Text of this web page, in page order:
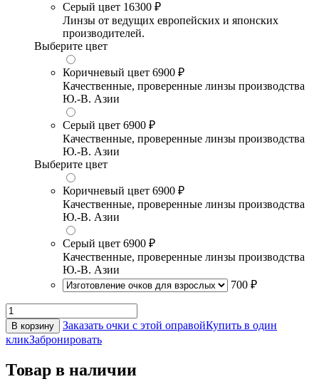
Серый цвет 16300 ₽
Линзы от ведущих европейских и японских
производителей.
Выберите цвет
Коричневый цвет 6900 ₽
Качественные, проверенные линзы производства
Ю.-В. Азии
Серый цвет 6900 ₽
Качественные, проверенные линзы производства
Ю.-В. Азии
Выберите цвет
Коричневый цвет 6900 ₽
Качественные, проверенные линзы производства
Ю.-В. Азии
Серый цвет 6900 ₽
Качественные, проверенные линзы производства
Ю.-В. Азии
700 ₽
В корзину Заказать очки с этой оправойКупить в один
кликЗабронировать
Товар в наличии